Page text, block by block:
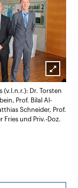
Lightbox
öffnen
(v.l.n.r.): Dr. Torsten
Prof. Bilal Al-
Schneider, Prof.
Fries und Priv.-Doz.